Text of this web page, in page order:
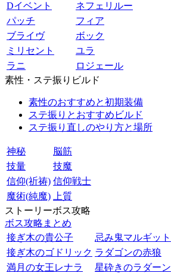
Dイベント
ネフェリルー
パッチ
フィア
ブライヴ
ボック
ミリセント
ユラ
ラニ
ロジェール
素性・ステ振りビルド
素性のおすすめと初期装備
ステ振りとおすすめビルド
ステ振り直しのやり方と場所
神秘
脳筋
技量
技魔
信仰(祈祷) 信仰戦士
魔術(純魔)
上質
ストーリーボス攻略
ボス攻略まとめ
接ぎ木の貴公子
忌み鬼マルギット
接ぎ木のゴドリック ラダゴンの赤狼
満月の女王レナラ
星砕きのラダーン